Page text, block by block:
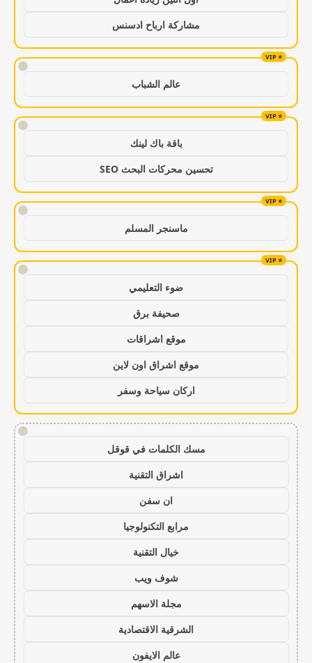
مشاركة ارباح ادسنس
!
عالم الشباب
!
باقة باك لينك
تحسين محركات البحث SEO
!
ماسنجر المسلم
!
ضوء التعليمي
صحيفة برق
موقع اشراقات
موقع اشراق اون لاين
اركان سياحة وسفر
!
مسك الكلمات في قوقل
اشراق التقنية
ان سفن
مرابع التكنولوجيا
خيال التقنية
شوف ويب
مجلة الاسهم
الشرقية الاقتصادية
عالم الايفون